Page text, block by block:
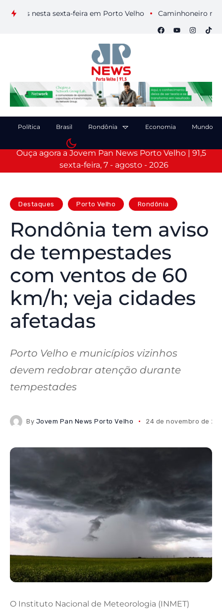
nesta sexta-feira em Porto Velho Caminhoneiro morre
Política Brasil Rondônia Economia Mundo
Ouça agora a Jovem Pan News Porto Velho | 91,5
sexta-feira, 7 - agosto - 2026
Destaques Porto Velho Rondônia
Rondônia tem aviso
de tempestades
com ventos de 60
km/h; veja cidades
afetadas
Porto Velho e municípios vizinhos
devem redobrar atenção durante
tempestades
By Jovem Pan News Porto Velho 24 de novembro de
O Instituto Nacional de Meteorologia (INMET)